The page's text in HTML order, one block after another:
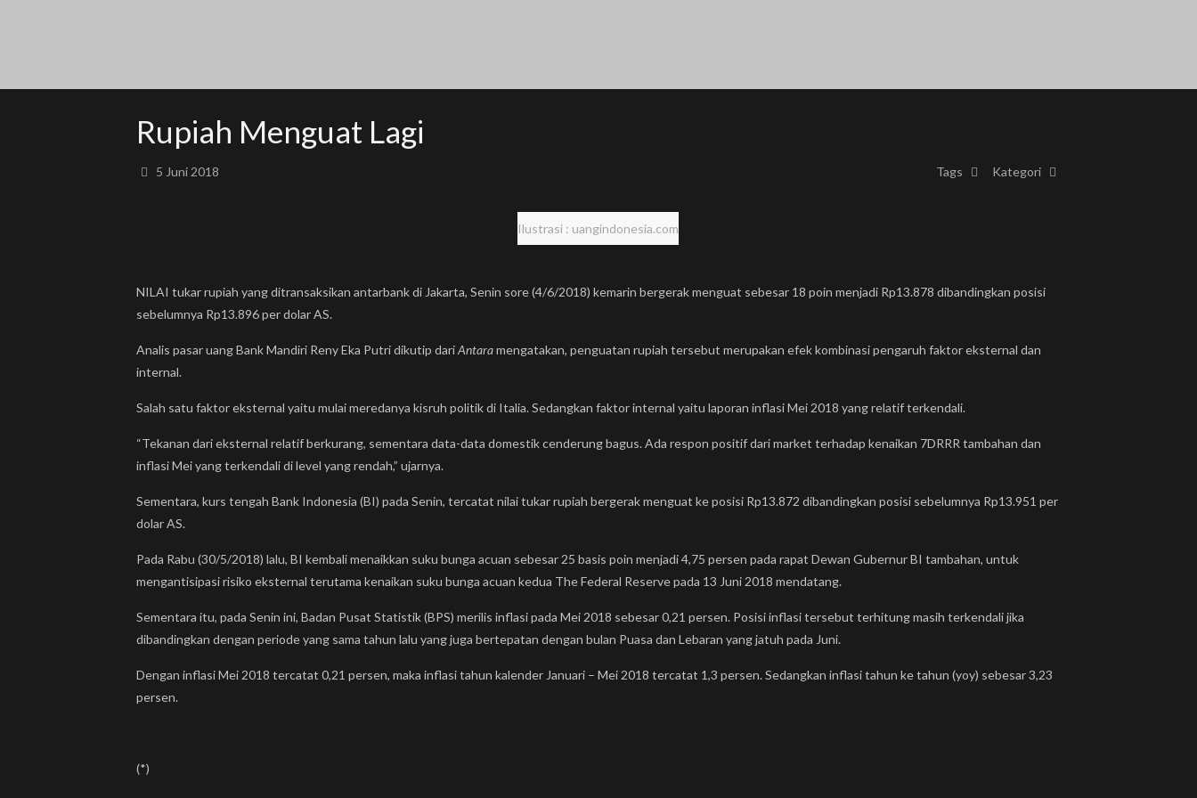
Rupiah Menguat Lagi
5 Juni 2018 Kategori
Tags
Ilustrasi : uangindonesia.com
NILAI tukar rupiah yang ditransaksikan antarbank di Jakarta, Senin sore (4/6/2018) kemarin bergerak menguat sebesar 18 poin menjadi Rp13.878 dibandingkan posisi
sebelumnya Rp13.896 per dolar AS.
Analis pasar uang Bank Mandiri Reny Eka Putri dikutip dariAntaramengatakan, penguatan rupiah tersebut merupakan efek kombinasi pengaruh faktor eksternal dan
internal.
Salah satu faktor eksternal yaitu mulai meredanya kisruh politik di Italia. Sedangkan faktor internal yaitu laporan inflasi Mei 2018 yang relatif terkendali.
“Tekanan dari eksternal relatif berkurang, sementara data-data domestik cenderung bagus. Ada respon positif dari market terhadap kenaikan 7DRRR tambahan dan
inflasi Mei yang terkendali di level yang rendah,” ujarnya.
Sementara, kurs tengah Bank Indonesia (BI) pada Senin, tercatat nilai tukar rupiah bergerak menguat ke posisi Rp13.872 dibandingkan posisi sebelumnya Rp13.951 per
dolar AS.
Pada Rabu (30/5/2018) lalu, BI kembali menaikkan suku bunga acuan sebesar 25 basis poin menjadi 4,75 persen pada rapat Dewan Gubernur BI tambahan, untuk
mengantisipasi risiko eksternal terutama kenaikan suku bunga acuan kedua The Federal Reserve pada 13 Juni 2018 mendatang.
Sementara itu, pada Senin ini, Badan Pusat Statistik (BPS) merilis inflasi pada Mei 2018 sebesar 0,21 persen. Posisi inflasi tersebut terhitung masih terkendali jika
dibandingkan dengan periode yang sama tahun lalu yang juga bertepatan dengan bulan Puasa dan Lebaran yang jatuh pada Juni.
Dengan inflasi Mei 2018 tercatat 0,21 persen, maka inflasi tahun kalender Januari – Mei 2018 tercatat 1,3 persen. Sedangkan inflasi tahun ke tahun (yoy) sebesar 3,23
persen.
(*)